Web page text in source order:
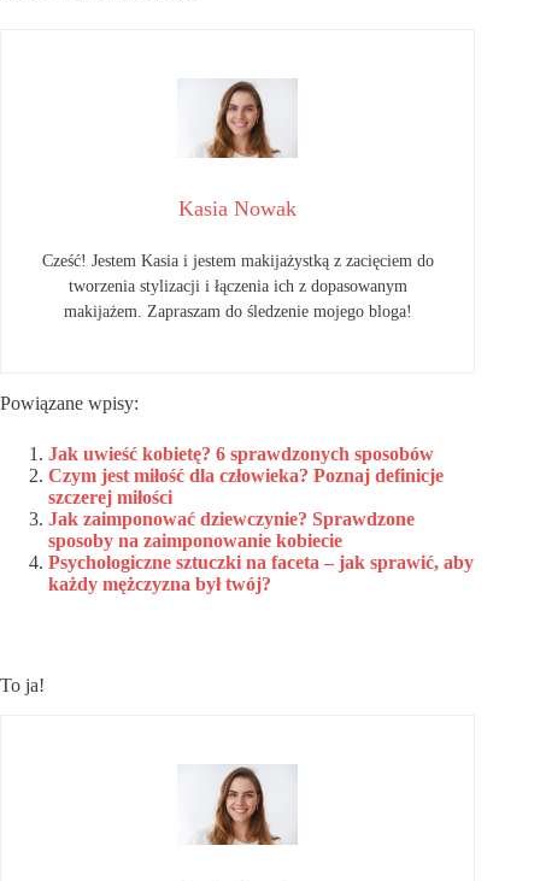
Kasia Nowak
Cześć! Jestem Kasia i jestem makijażystką z zacięciem do
tworzenia stylizacji i łączenia ich z dopasowanym
makijażem. Zapraszam do śledzenie mojego bloga!
Powiązane wpisy:
Jak uwieść kobietę? 6 sprawdzonych sposobów
Czym jest miłość dla człowieka? Poznaj definicje
szczerej miłości
Jak zaimponować dziewczynie? Sprawdzone
sposoby na zaimponowanie kobiecie
Psychologiczne sztuczki na faceta – jak sprawić, aby
każdy mężczyzna był twój?
To ja!